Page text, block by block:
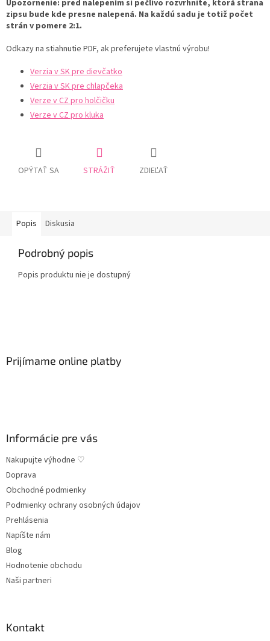
Upozornenie: pred nalepením si pečlivo rozvrhnite, ktorá strana
zipsu bude kde presne nalepená. Na každú sadu je totiž počet
strán v pomere 2:1.
Odkazy na stiahnutie PDF, ak preferujete vlastnú výrobu!
Verzia v SK pre dievčatko
Verzia v SK pre chlapčeka
Verze v CZ pro holčičku
Verze v CZ pro kluka
OPÝTAŤ SA STRÁŽIŤ ZDIEĽAŤ
Popis Diskusia
Podrobný popis
Popis produktu nie je dostupný
Prijímame online platby
Informácie pre vás
Nakupujte výhodne ♡
Doprava
Obchodné podmienky
Podmienky ochrany osobných údajov
Prehlásenia
Napíšte nám
Blog
Hodnotenie obchodu
Naši partneri
Kontakt